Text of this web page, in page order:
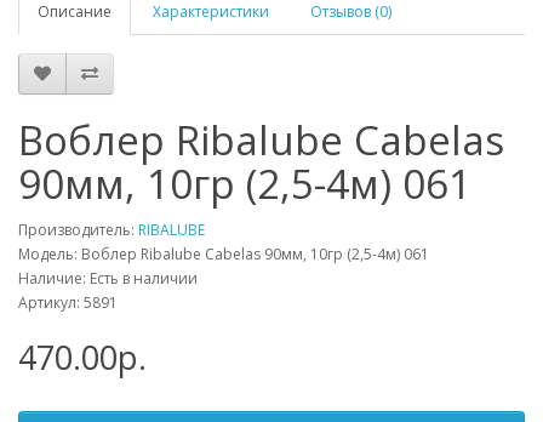
Описание Характеристики Отзывов (0)
Воблер Ribalube Cabelas
90мм, 10гр (2,5-4м) 061
Производитель: RIBALUBE
Модель: Воблер Ribalube Cabelas 90мм, 10гр (2,5-4м) 061
Наличие: Есть в наличии
Артикул: 5891
470.00р.